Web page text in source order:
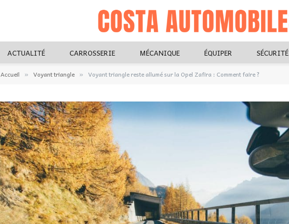
ACTUALITÉ CARROSSERIE MÉCANIQUE ÉQUIPER SÉCURITÉ
Accueil » Voyant triangle » Voyant triangle reste allumé sur la Opel Zafira : Comment faire ?